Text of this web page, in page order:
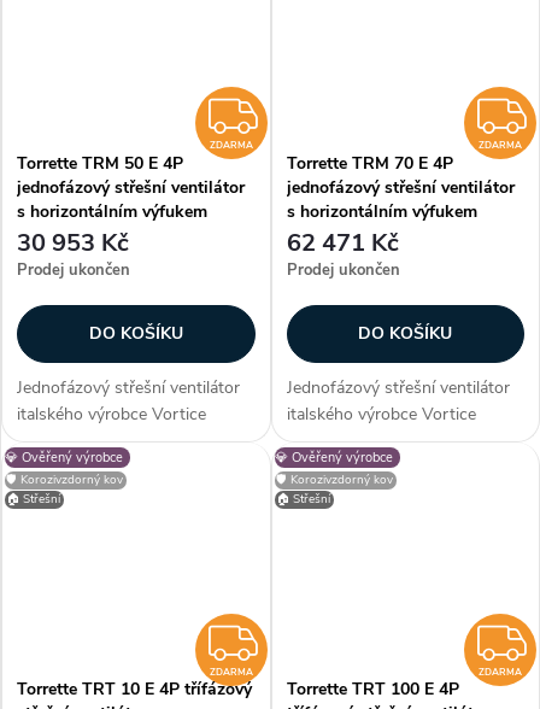
ZDARMA
ZDARMA
Torrette TRM 50 E 4P
jednofázový střešní ventilátor
s horizontálním výfukem
30 953 Kč
Prodej ukončen
DO KOŠÍKU
Jednofázový střešní ventilátor
italského výrobce Vortice
Torrette TRM 50 E 4P s
horizontálním výfukem vhodný
pro montáž na střechy
ZDARMA
Torrette TRM 70 E 4P
jednofázový střešní ventilátor
s horizontálním výfukem
62 471 Kč
Prodej ukončen
DO KOŠÍKU
Jednofázový střešní ventilátor
italského výrobce Vortice
Torrette TRM 70 E 4P s
horizontálním výfukem vhodný
pro montáž na střechy
💎 Ověřený výrobce
🛡️ Korozivzdorný kov
🏠 Střešní
ZDARMA
ZDARMA
Torrette TRT 10 E 4P třífázový
💎 Ověřený výrobce
🛡️ Korozivzdorný kov
🏠 Střešní
ZDARMA
Torrette TRT 100 E 4P